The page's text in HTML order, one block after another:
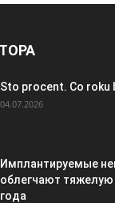
Sto procent. Co roku
04.07.2026
Имплантируемые
облегчают
года